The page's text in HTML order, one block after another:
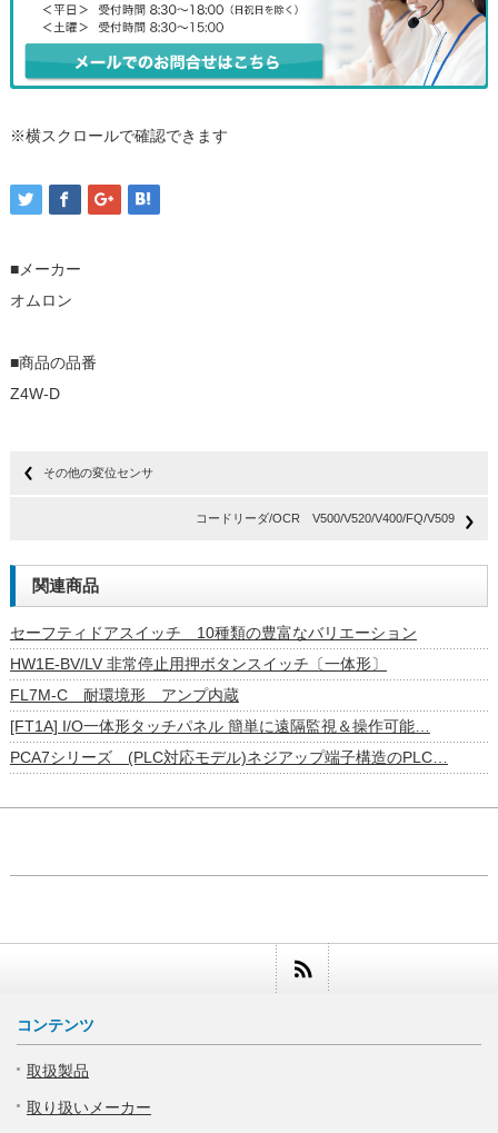
※横スクロールで確認できます
■メーカー
オムロン
■商品の品番
Z4W-D
その他の変位センサ
コードリーダ/OCR V500/V520/V400/FQ/V509
関連商品
セーフティドアスイッチ 10種類の豊富なバリエーション
HW1E-BV/LV 非常停止用押ボタンスイッチ〔一体形〕
FL7M-C 耐環境形 アンプ内蔵
[FT1A] I/O一体形タッチパネル 簡単に遠隔監視＆操作可能…
PCA7シリーズ (PLC対応モデル)ネジアップ端子構造のPLC…
コンテンツ
取扱製品
取り扱いメーカー